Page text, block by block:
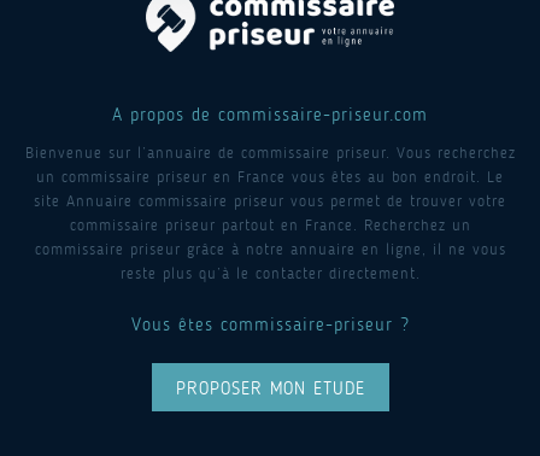
A propos de commissaire-priseur.com
Bienvenue sur l’annuaire de commissaire priseur. Vous recherchez
un commissaire priseur en France vous êtes au bon endroit. Le
site Annuaire commissaire priseur vous permet de trouver votre
commissaire priseur partout en France. Recherchez un
commissaire priseur grâce à notre annuaire en ligne, il ne vous
reste plus qu’à le contacter directement.
Vous êtes commissaire-priseur ?
PROPOSER MON ETUDE